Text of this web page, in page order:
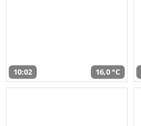
10:02 16,0 °C